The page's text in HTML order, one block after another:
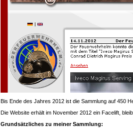
Bis Ende des Jahres 2012 ist die Sammlung auf 450
Die Website erhält im November 2012 ein Facelift,
Grundsätzliches zu meiner Sammlung: